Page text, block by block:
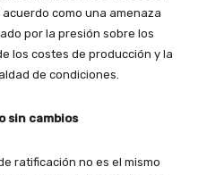
como una amenaza
por la presión sobre los
los costes de producción y la
de condiciones.
sin cambios
ratificación no es el mismo